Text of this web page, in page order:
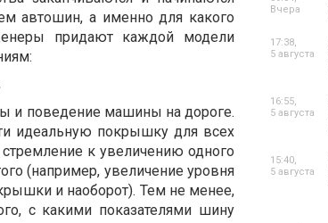
автошин, а именно для какого
придают каждой модели
и поведение машины на дороге.
идеальную покрышку для всех
стремление к увеличению одного
(например, увеличение уровня
и наоборот). Тем не менее,
с какими показателями шину
Вчера
17:38,
5 августа
16:55,
5 августа
15:40,
5 августа